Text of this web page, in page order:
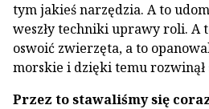
tym jakieś narzędzia. A to
weszły techniki uprawy roli. A
oswoić zwierzęta, a to
morskie i dzięki temu rozwinął
Przez to stawaliśmy się